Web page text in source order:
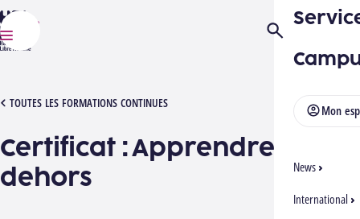
HELMo
Mon
News
International
Ouvrir/Fermer
TOUTES LES FORMATIONS CONTINUES
[1152363][2508] APPRENDRE DEHORS
Certificat : Apprendre
dehors